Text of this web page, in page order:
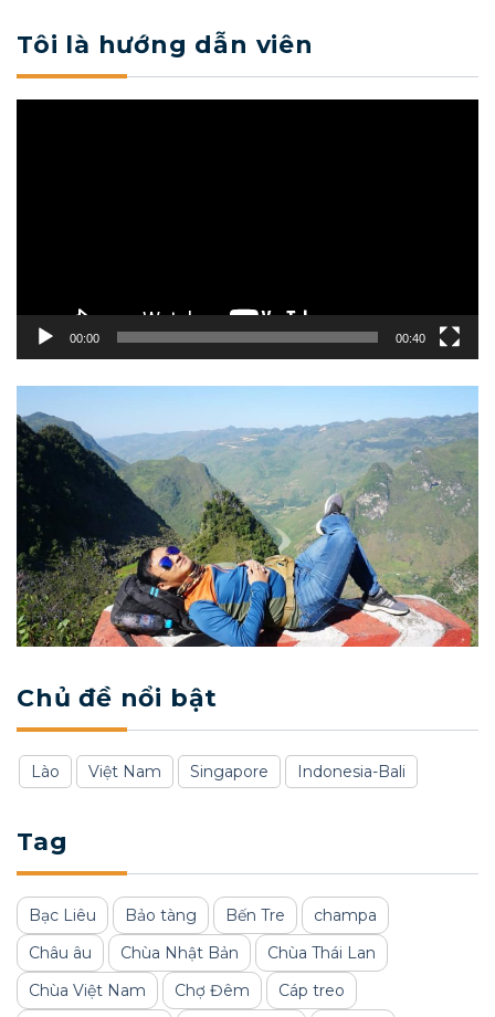
Tôi là hướng dẫn viên
00:00 00:40
Chủ đề nổi bật
Lào Việt Nam Singapore Indonesia-Bali
Tag
Bạc Liêu Bảo tàng Bến Tre
champa
Châu âu
Chùa Nhật Bản
Chùa Thái Lan
Chùa Việt Nam
Chợ Đêm
Cáp treo